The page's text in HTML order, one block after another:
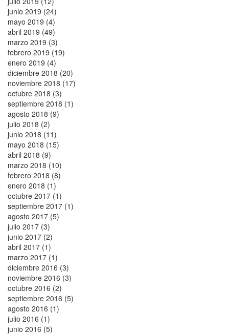
junio 2019 (24)
mayo 2019 (4)
abril 2019 (49)
marzo 2019 (3)
febrero 2019 (19)
enero 2019 (4)
diciembre 2018 (20)
noviembre 2018 (17)
octubre 2018 (3)
septiembre 2018 (1)
agosto 2018 (9)
julio 2018 (2)
junio 2018 (11)
mayo 2018 (15)
abril 2018 (9)
marzo 2018 (10)
febrero 2018 (8)
enero 2018 (1)
octubre 2017 (1)
septiembre 2017 (1)
agosto 2017 (5)
julio 2017 (3)
junio 2017 (2)
abril 2017 (1)
marzo 2017 (1)
diciembre 2016 (3)
noviembre 2016 (3)
octubre 2016 (2)
septiembre 2016 (5)
agosto 2016 (1)
julio 2016 (1)
junio 2016 (5)